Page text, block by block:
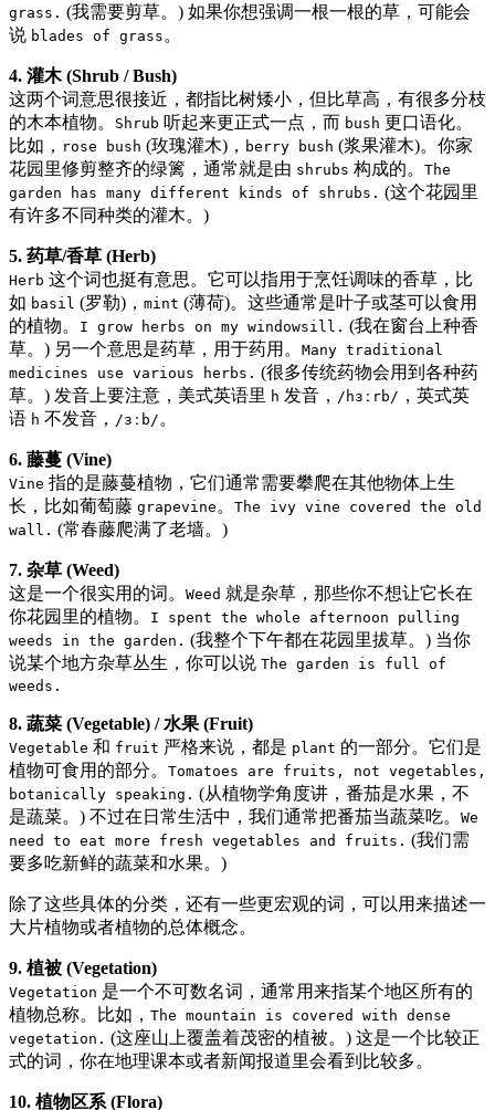
grass. (我需要剪草。) 如果你想强调一根一根的草，可能会
说 blades of grass 。
4. 灌木 (Shrub / Bush)
这两个词意思很接近，都指比树矮小，但比草高，有很多分枝
的木本植物。
Shrub 听起来更正式一点，而 bush 更口语化。
比如， rose bush (玫瑰灌木)， berry bush (浆果灌木)。你家
花园里修剪整齐的绿篱，通常就是由 shrubs 构成的。 The
garden has many different kinds of shrubs. (这个花园里
有许多不同种类的灌木。)
5. 药草/香草 (Herb)
Herb 这个词也挺有意思。它可以指用于烹饪调味的香草，比
如 basil (罗勒)， mint (薄荷)。这些通常是叶子或茎可以食用
的植物。
I grow herbs on my windowsill. (我在窗台上种香
草。) 另一个意思是药草，用于药用。 Many traditional
medicines use various herbs. (很多传统药物会用到各种药
草。) 发音上要注意，美式英语里 h 发音， /hɜːrb/ ，英式英
语 h 不发音， /ɜːb/ 。
6. 藤蔓 (Vine)
Vine 指的是藤蔓植物，它们通常需要攀爬在其他物体上生
长，比如葡萄藤 grapevine 。 The ivy vine covered the old
wall. (常春藤爬满了老墙。)
7. 杂草 (Weed)
这是一个很实用的词。 Weed 就是杂草，那些你不想让它长在
你花园里的植物。
I spent the whole afternoon pulling
weeds in the garden. (我整个下午都在花园里拔草。) 当你
说某个地方杂草丛生，你可以说 The garden is full of
weeds.
8. 蔬菜 (Vegetable) / 水果 (Fruit)
Vegetable 和 fruit 严格来说，都是 plant 的一部分。它们是
植物可食用的部分。 Tomatoes are fruits, not vegetables,
botanically speaking. (从植物学角度讲，番茄是水果，不
是蔬菜。) 不过在日常生活中，我们通常把番茄当蔬菜吃。 We
need to eat more fresh vegetables and fruits. (我们需
要多吃新鲜的蔬菜和水果。)
除了这些具体的分类，还有一些更宏观的词，可以用来描述一
大片植物或者植物的总体概念。
9. 植被 (Vegetation)
Vegetation 是一个不可数名词，通常用来指某个地区所有的
植物总称。比如， The mountain is covered with dense
vegetation. (这座山上覆盖着茂密的植被。) 这是一个比较正
式的词，你在地理课本或者新闻报道里会看到比较多。
10. 植物区系 (Flora)